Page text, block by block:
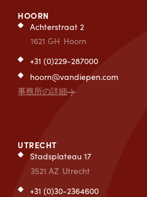
HOORN
Achterstraat 2
1621 GH Hoorn
+31 (0)229-287000
hoorn@vandiepen.com
事務所の詳細
UTRECHT
Stadsplateau 17
3521 AZ Utrecht
+31 (0)30-2364600